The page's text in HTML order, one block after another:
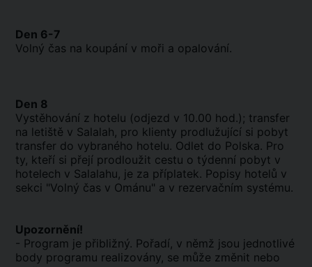
Den 6-7
Volný čas na koupání v moři a opalování.
Den 8
Vystěhování z hotelu (odjezd v 10.00 hod.); transfer
na letiště v Salalah, pro klienty prodlužující si pobyt
transfer do vybraného hotelu. Odlet do Polska. Pro
ty, kteří si přejí prodloužit cestu o týdenní pobyt v
hotelech v Salalahu, je za příplatek. Popisy hotelů v
sekci "Volný čas v Ománu" a v rezervačním systému.
Upozornění!
- Program je přibližný. Pořadí, v němž jsou jednotlivé
body programu realizovány, se může změnit nebo